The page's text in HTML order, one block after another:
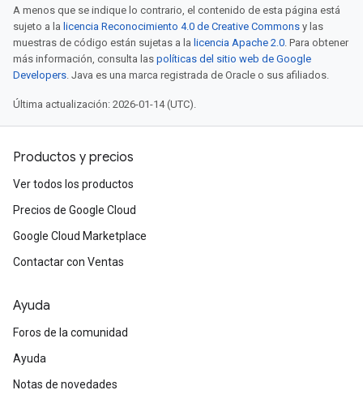
A menos que se indique lo contrario, el contenido de esta página está
sujeto a la licencia Reconocimiento 4.0 de Creative Commons y las
muestras de código están sujetas a la licencia Apache 2.0 . Para obtener
más información, consulta las políticas del sitio web de Google
Developers . Java es una marca registrada de Oracle o sus afiliados.
Última actualización: 2026-01-14 (UTC).
Productos y precios
Ver todos los productos
Precios de Google Cloud
Google Cloud Marketplace
Contactar con Ventas
Ayuda
Foros de la comunidad
Ayuda
Notas de novedades